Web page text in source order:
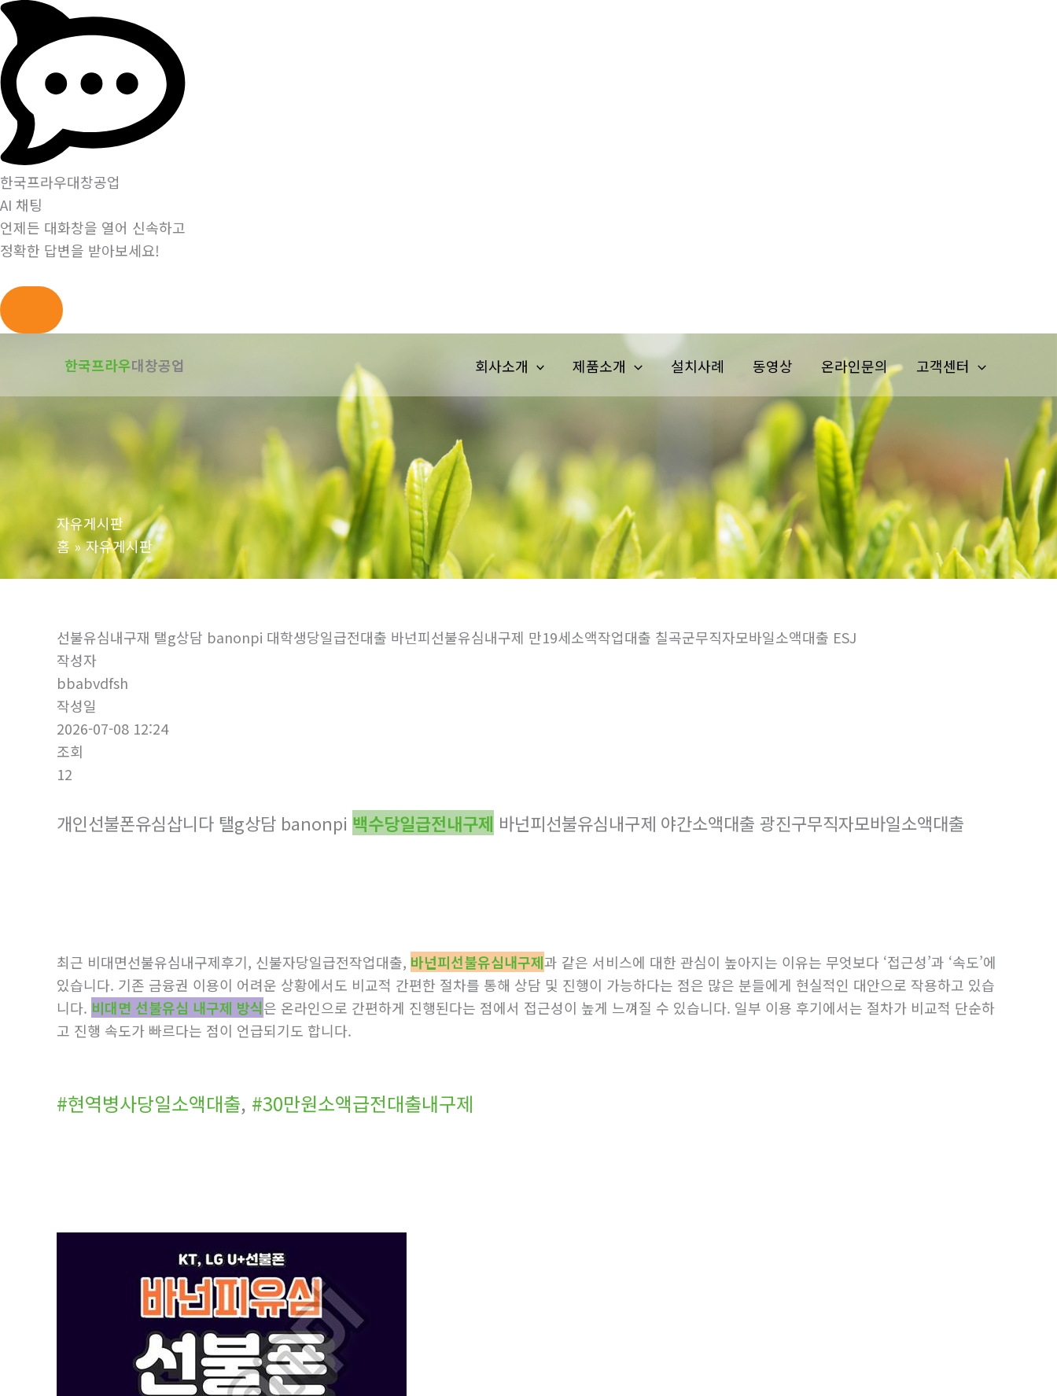
한국프라우대창공업
AI 채팅
언제든 대화창을 열어 신속하고
정확한 답변을 받아보세요!
너
한국프라우대창공업 회사소개 제품소개 설치사례 동영상 온라인문의 고객센터
자유게시판
홈
자유게시판
선불유심내구재 탤g상담 banonpi 대학생당일급전대출 바넌피선불유심내구제 만19세소액작업대출 칠곡군무직자모바일소액대출 ESJ
작성자
bbabvdfsh
작성일
2026-07-08 12:24
조회
12
개인선불폰유심삽니다 탤g상담 banonpi 백수당일급전내구제 바넌피선불유심내구제 야간소액대출 광진구무직자모바일소액대출
최근 비대면선불유심내구제후기, 신불자당일급전작업대출, 바넌피선불유심내구제과 같은 서비스에 대한 관심이 높아지는 이유는 무엇보다 ‘접근성’과 ‘속도’에
있습니다. 기존 금융권 이용이 어려운 상황에서도 비교적 간편한 절차를 통해 상담 및 진행이 가능하다는 점은 많은 분들에게 현실적인 대안으로 작용하고 있습
니다. 비대면 선불유심 내구제 방식은 온라인으로 간편하게 진행된다는 점에서 접근성이 높게 느껴질 수 있습니다. 일부 이용 후기에서는 절차가 비교적 단순하
고 진행 속도가 빠르다는 점이 언급되기도 합니다.
#현역병사당일소액대출, #30만원소액급전대출내구제